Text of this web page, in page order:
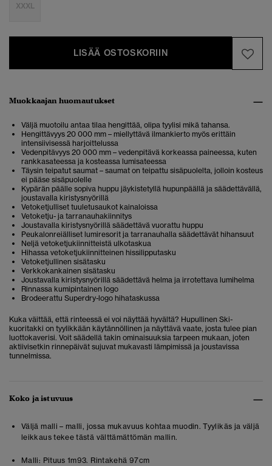
XXXL
LISÄÄ OSTOSKORIIN
Muokkaajan huomautukset
Väljä muotoilu antaa tilaa hengittää, olipa tyylisi mikä tahansa.
Hengittävyys 20 000 mm – miellyttävä ilmankierto myös erittäin
intensiivisessä harjoittelussa
Vedenpitävyys 20 000 mm – vedenpitävä korkeassa paineessa, kuten
rankkasateessa ja kosteassa lumisateessa
Täysin teipatut saumat – saumat on teipattu sisäpuolelta, jolloin kosteus
ei pääse sisäpuolelle
Kypärän päälle sopiva huppu jäykistetyllä hupunpäällä ja säädettävällä,
joustavalla kiristysnyörillä
Vetoketjulliset tuuletusaukot kainaloissa
Vetoketju- ja tarranauhakiinnitys
Joustavalla kiristysnyörillä säädettävä vuorattu huppu
Peukalonreiälliset lumiresorit ja tarranauhalla säädettävät hihansuut
Neljä vetoketjukiinnitteistä ulkotaskua
Hihassa vetoketjukiinnitteinen hissilipputasku
Vetoketjullinen sisätasku
Verkkokankainen sisätasku
Joustavalla kiristysnyörillä säädettävä helma ja irrotettava lumihelma
Rinnassa kumipintainen logo
Brodeerattu Superdry-logo hihataskussa
Kuka väittää, että rinteessä ei voi näyttää hyvältä? Hupullinen Ski-
kuoritakki on tyylikkään käytännöllinen ja näyttävä vaate, josta tulee pian
luottokaverisi. Voit säädellä takin ominaisuuksia tarpeen mukaan, joten
aktiivisetkin rinnepäivät sujuvat mukavasti lämpimissä ja joustavissa
tunnelmissa.
Koko ja istuvuus
Väljä malli – malli, jossa mukavuus kohtaa muodin. Tyylikäs ja väljä
leikkaus tekee tästä välttämättömän mallin.
Malli: Pituus 1m93. Rintakehä 97cm